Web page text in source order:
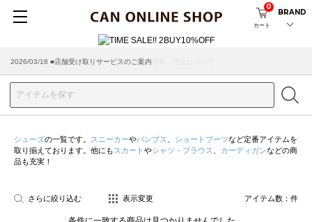
カート
0
BRAND
2026/07/29 ■【お知らせ】ヤマト運輸の配送遅延・停止について
2026/03/18 ■店舗受け取りサービスのご案内
シューズの一覧です。 スニーカーやパンプス ショートブーツなど定番アイテムを
取り揃えております。他にも スカート やシャツ・ブラウス カーディガンなどの商
品も充実！
さらに絞り込む 表示変更 アイテム数： 件